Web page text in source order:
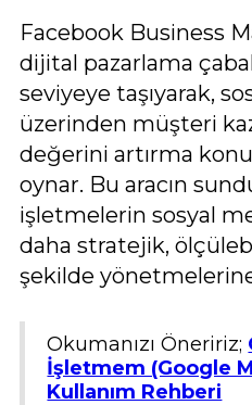
Facebook Business
dijital pazarlama
seviyeye taşıyarak,
üzerinden müşteri
değerini artırma
oynar. Bu aracın
işletmelerin sosyal
daha stratejik,
şekilde
Okumanızı Öneririz;
İşletmem (Google
Kullanım Rehberi